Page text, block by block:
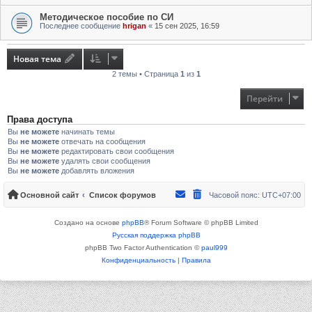
Методическое пособие по СИ
Последнее сообщение hrigan « 15 сен 2025, 16:59
Новая тема
2 темы • Страница 1 из 1
Перейти
Права доступа
Вы не можете начинать темы
Вы не можете отвечать на сообщения
Вы не можете редактировать свои сообщения
Вы не можете удалять свои сообщения
Вы не можете добавлять вложения
Основной сайт Список форумов Часовой пояс: UTC+07:00
Создано на основе phpBB® Forum Software © phpBB Limited
Русская поддержка phpBB
phpBB Two Factor Authentication ©paul999
Конфиденциальность| Правила